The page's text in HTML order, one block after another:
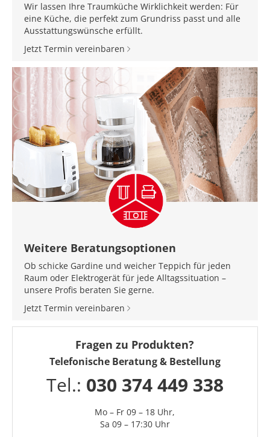
Wir lassen Ihre Traumküche Wirklichkeit werden: Für
eine Küche, die perfekt zum Grundriss passt und alle
Ausstattungswünsche erfüllt.
Jetzt Termin vereinbaren
Weitere Beratungsoptionen
Ob schicke Gardine und weicher Teppich für jeden
Raum oder Elektrogerät für jede Alltagssituation –
unsere Profis beraten Sie gerne.
Jetzt Termin vereinbaren
Fragen zu Produkten?
Telefonische Beratung & Bestellung
Tel.: 030 374 449 338
Mo – Fr 09 – 18 Uhr,
Sa 09 – 17:30 Uhr